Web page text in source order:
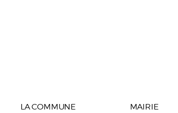
LA COMMUNE MAIRIE